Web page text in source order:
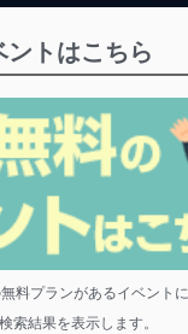
トはこちら
料プランがあるイベント
索結果を表示します。